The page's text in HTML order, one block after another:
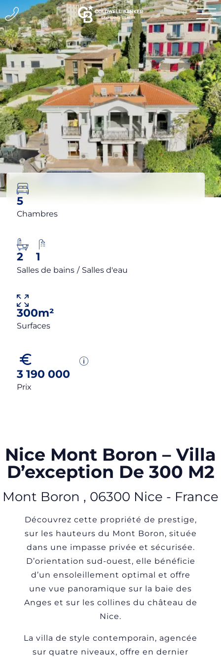
5
Chambres
2 1
Salles de bains / Salles d'eau
300m²
Surfaces
3 190 000
Prix
Nice Mont Boron – Villa
D’exception De 300 M2
Mont Boron , 06300 Nice - France
Découvrez cette propriété de prestige,
sur les hauteurs du Mont Boron, située
dans une impasse privée et sécurisée.
D’orientation sud-ouest, elle bénéficie
d’un ensoleillement optimal et offre
une vue panoramique sur la baie des
Anges et sur les collines du château de
Nice.
La villa de style contemporain, agencée
sur quatre niveaux, offre en dernier